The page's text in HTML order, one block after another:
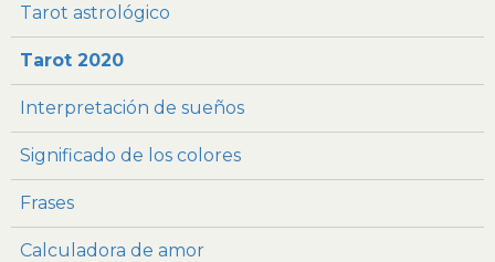
Tarot astrológico
Tarot 2020
Interpretación de sueños
Significado de los colores
Frases
Calculadora de amor